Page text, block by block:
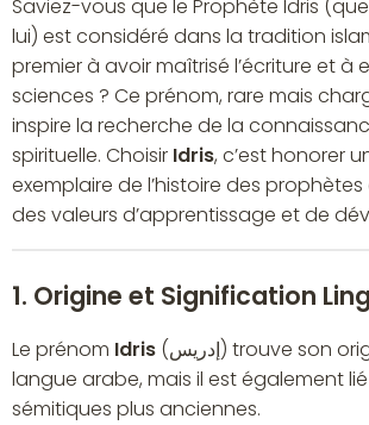
Saviez-vous que le Prophète Idris
lui) est considéré dans la tradition
premier à avoir maîtrisé l’écriture et à
sciences ? Ce prénom, rare mais
inspire la recherche de la
spirituelle. Choisir Idris, c’est honorer
exemplaire de l’histoire des
des valeurs d’apprentissage et de
1. Origine et Signification
Le prénom Idris (إدريس) trouve son origine dans la
langue arabe, mais il est également
sémitiques plus anciennes.